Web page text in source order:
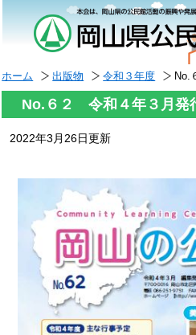
ホーム 出版物 令和３年度 No.
No.６２ 令和４年３月発
2022年3月26日更新